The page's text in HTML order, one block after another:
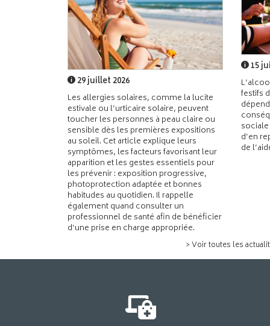
29 juillet 2026
Les allergies solaires, comme la lucite
estivale ou l’urticaire solaire, peuvent
toucher les personnes à peau claire ou
sensible dès les premières expositions
au soleil. Cet article explique leurs
symptômes, les facteurs favorisant leur
apparition et les gestes essentiels pour
les prévenir : exposition progressive,
photoprotection adaptée et bonnes
habitudes au quotidien. Il rappelle
également quand consulter un
professionnel de santé afin de bénéficier
d’une prise en charge appropriée.
15
festifs
d’en
de
> Voir toutes les